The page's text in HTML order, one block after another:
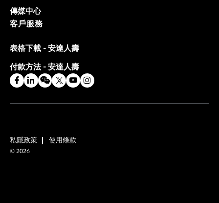
傳媒中心
客戶服務
表格下載 - 安達人壽
付款方法 - 安達人壽
私隱政策 使用條款
© 2026